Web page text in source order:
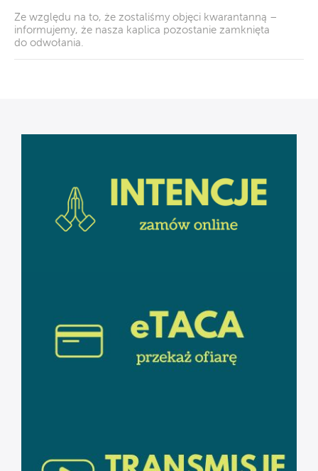
Ze względu na to, że zostaliśmy objęci kwarantanną –
informujemy, że nasza kaplica pozostanie zamknięta
do odwołania.